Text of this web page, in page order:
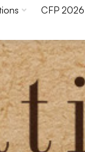
CFP 2026